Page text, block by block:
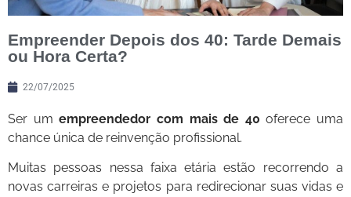
Empreender Depois dos 40: Tarde Demais
ou Hora Certa?
22/07/2025
Ser umempreendedor com mais de 40 oferece uma
chance única de reinvenção profissional.
Muitas pessoas nessa faixa etária estão recorrendo a
novas carreiras e projetos para redirecionar suas vidas e